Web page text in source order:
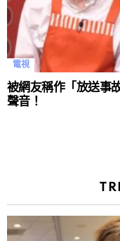
電視
被網友稱作「放送事
聲音！